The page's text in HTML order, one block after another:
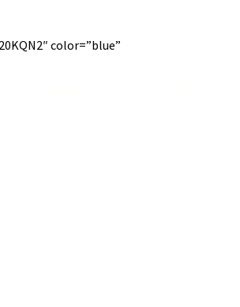
color=”blue”